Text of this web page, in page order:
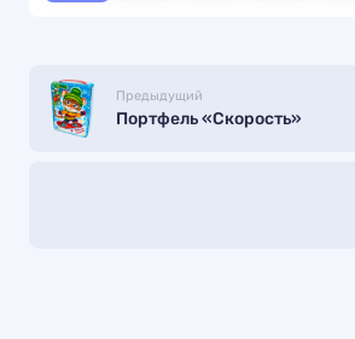
Предыдущий
Портфель «Скорость»